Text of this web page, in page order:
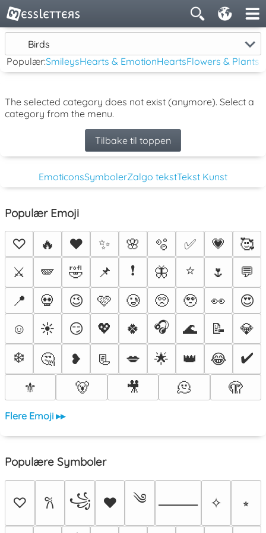
Birds
Populær:SmileysHearts & EmotionHeartsFlowers & Plants
The selected category does not exist (anymore). Select a
category from the menu.
Tilbake til toppen
EmoticonsSymbolerZalgo tekstTekst Kunst
Populær Emoji
♡ 🔥 ❤️ ✨ 🌸 🫧 ✅ 💗
🥰
⚔️
🪽 🤣 📌 ❗ 🦋 ⭐ 🌷
💬
📍
💀 😉 🩷 🥲 🥺 🥹 👀
😍
☺️
☀️ 😏 💖 🍀 🎧 🌊 📝
💎
❄️
🤔 ❥ 📃 💋 🌟 👑 😂
✔️
⚜️
🐻 🎥 🫠 🫣
Flere Emoji ▸▸
Populære Symboler
♡ 𐙚 ꧁ ♥ ༄ ⸻ ✧ ⭒